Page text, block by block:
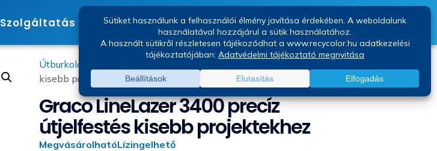
Szolgáltatás Márkák Kapcsolat Blog
Útburkolati jel festőgép
kisebb projektekhez
Graco LineLazer 3400 precíz
útjelfestés kisebb projektekhez
MegvásárolhatóLízingelhető